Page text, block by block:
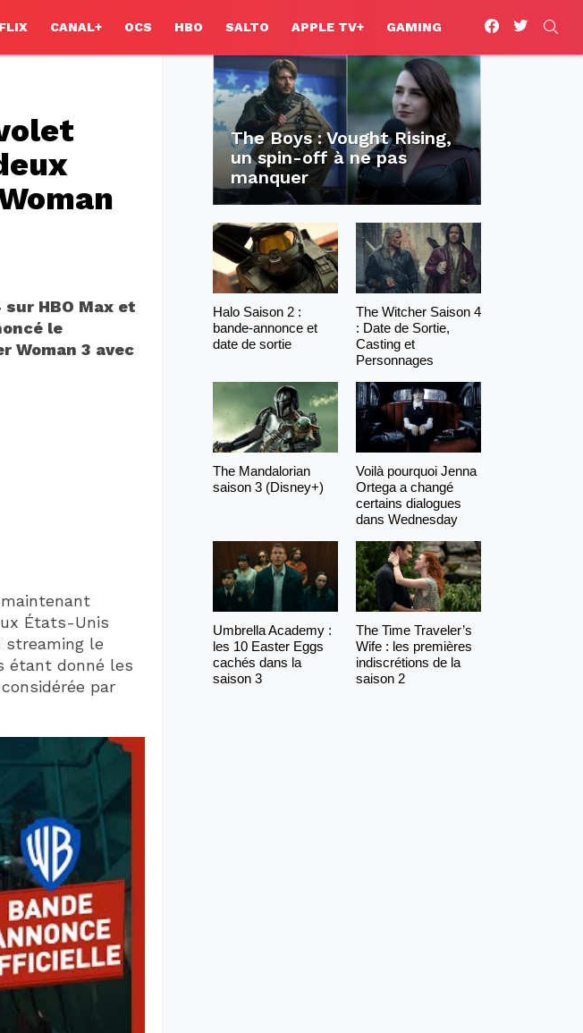
CANAL+ OCS HBO SALTO APPLE TV+ GAMING
facebooktwitter
HBO Max et
le
Woman 3 avec
États-Unis
streaming le
étant donné les
par
The Boys : Vought Rising,
un spin-off à ne pas
manquer
Halo Saison 2 :
bande-annonce et
date de sortie
The Witcher Saison 4
: Date de Sortie,
Casting et
Personnages
The Mandalorian
saison 3 (Disney+)
Voilà pourquoi Jenna
Ortega a changé
certains dialogues
dans Wednesday
Umbrella Academy :
les 10 Easter Eggs
cachés dans la
saison 3
The Time Traveler’s
Wife : les premières
indiscrétions de la
saison 2